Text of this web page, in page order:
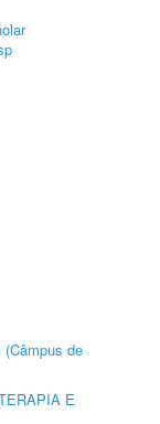
de
E